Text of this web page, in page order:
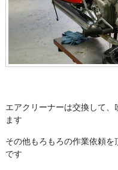
エアクリーナーは交換して、
ます
その他もろもろの作業依頼
です